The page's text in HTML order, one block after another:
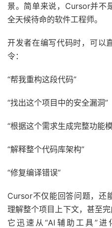
景。简单来说，Cursor并不
全天候待命的软件工程师。
开发者在编写代码时，可以
令：
“帮我重构这段代码”
“找出这个项目中的安全漏洞”
“根据这个需求生成完整功能
“解释整个代码库架构”
“修复编译错误”
Cursor不仅能回答问题，还
理解整个项目上下文，甚至
它迅速从“AI辅助工具”进